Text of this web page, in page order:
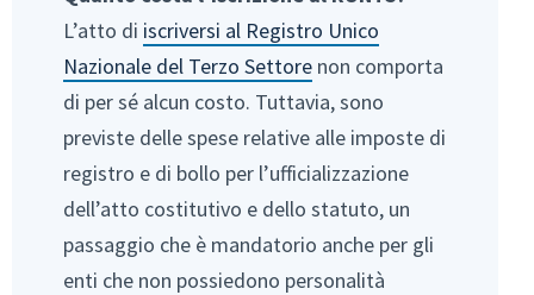
L’atto di iscriversi al Registro Unico
Nazionale del Terzo Settore non comporta
di per sé alcun costo. Tuttavia, sono
previste delle spese relative alle imposte di
registro e di bollo per l’ufficializzazione
dell’atto costitutivo e dello statuto, un
passaggio che è mandatorio anche per gli
enti che non possiedono personalità